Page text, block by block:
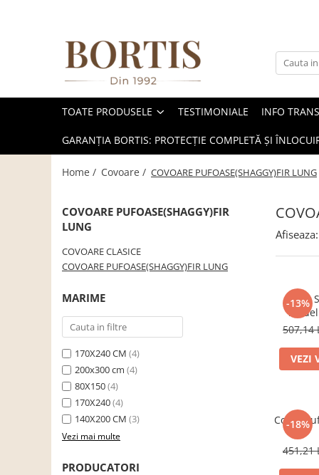
Toate Produsele
Fotolii balansoar/relaxante
Coltare/canapele in L
Comode stil clasic/rustic
Fotolii extensibile
Masute de cafea
Mese sufragerie/dining
Rafturi/ etajere carti
Scaune living/dining
Set mobilier Living
Seturi masa +scaune dining
Suporturi si tavi
Chiuvete bucatarie
TOATE PRODUSELE TESTIMONIALE INFO
GARANȚIA BORTIS: PROTECȚIE COMPLETĂ ȘI
Home / Covoare / COVOARE PUFOASE(SHAGGY)FIR LUNG
COVOARE PUFOASE(SHAGGY)FIR
LUNG
COVOARE CLASICE
COVOARE PUFOASE(SHAGGY)FIR LUNG
MARIME
170X240 CM (4)
200x300 cm (4)
80X150(4)
170X240(4)
140X200 CM (3)
Vezi mai multe
PRODUCATORI
Afiseaza:
-13%
Covor
507,14
VEZI
-18%
Covor
451,21